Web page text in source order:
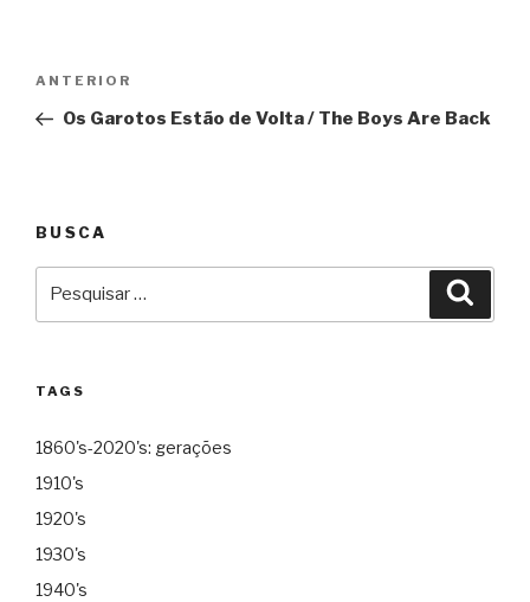
Post
Anterior
ANTERIOR
Os Garotos Estão de Volta / The Boys Are Back
BUSCA
TAGS
1860's-2020's: gerações
1910's
1920's
1930's
1940's